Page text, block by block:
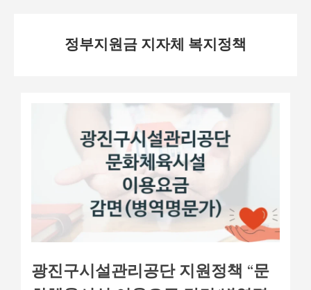
정부지원금 지자체 복지정책
광진구시설관리공단 지원정책 “문